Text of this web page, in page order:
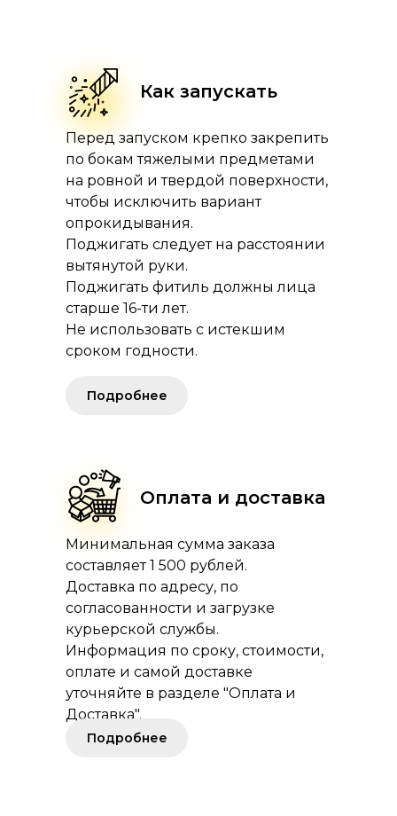
Как запускать
Перед запуском крепко закрепить
по бокам тяжелыми предметами
на ровной и твердой поверхности,
чтобы исключить вариант
опрокидывания.
Поджигать следует на расстоянии
вытянутой руки.
Поджигать фитиль должны лица
старше 16-ти лет.
Не использовать с истекшим
сроком годности.
Оплата и доставка
Минимальная сумма заказа
составляет 1 500 рублей.
Доставка по адресу, по
согласованности и загрузке
курьерской службы.
Информация по сроку, стоимости,
оплате и самой доставке
уточняйте в разделе "Оплата и
Доставка".
Подробнее
Подробнее